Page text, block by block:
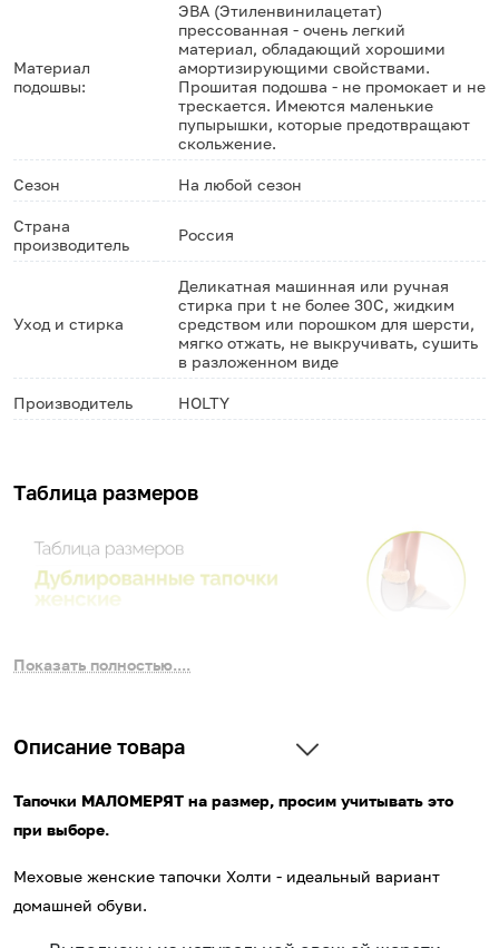
Материал
подошвы:
ЭВА (Этиленвинилацетат)
прессованная - очень легкий
материал, обладающий хорошими
амортизирующими свойствами.
Прошитая подошва - не промокает и не
трескается. Имеются маленькие
пупырышки, которые предотвращают
скольжение.
Сезон На любой сезон
Страна
производитель
Россия
Уход и стирка
Деликатная машинная или ручная
стирка при t не более 30С, жидким
средством или порошком для шерсти,
мягко отжать, не выкручивать, сушить
в разложенном виде
Производитель HOLTY
Таблица размеров
Показать полностью....
Описание товара
Тапочки МАЛОМЕРЯТ на размер, просим учитывать это
при выборе.
Меховые женские тапочки Холти - идеальный вариант
домашней обуви.